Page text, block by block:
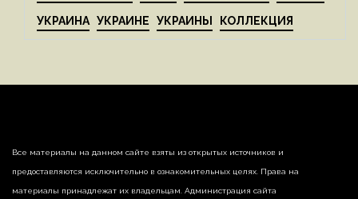
УКРАИНА УКРАИНЕ УКРАИНЫ КОЛЛЕКЦИЯ
Все материалы на данном сайте взяты из открытых источников и
предоставляются исключительно в ознакомительных целях. Права на
материалы принадлежат их владельцам. Администрация сайта